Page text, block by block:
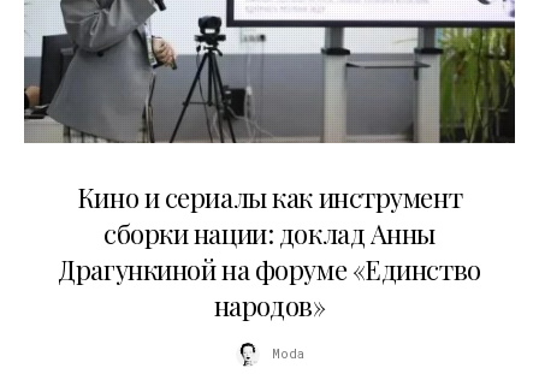
Кино и сериалы как инструмент
сборки нации: доклад Анны
Драгункиной на форуме «Единство
народов»
Moda